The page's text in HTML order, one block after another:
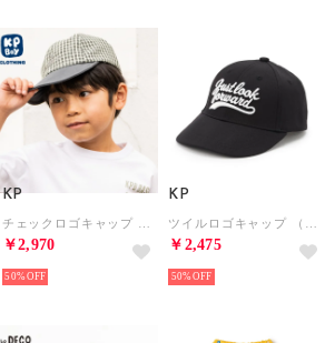
KP
￥2,970
50%
KP
￥2,475
50%